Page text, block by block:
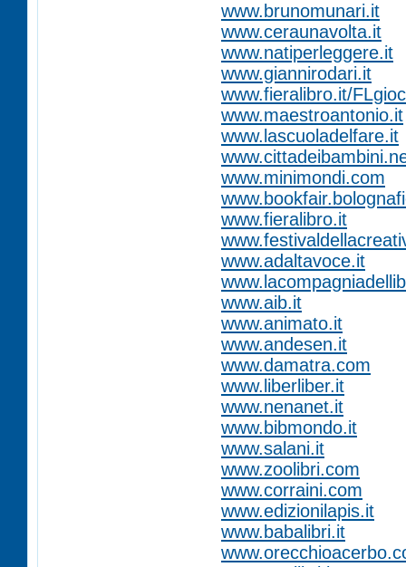
www.brunomunari.it
www.ceraunavolta.it
www.natiperleggere.it
www.giannirodari.it
www.fieralibro.it/
www.maestroantonio.it
www.lascuoladelfare.it
www.minimondi.com
www.fieralibro.it
www.adaltavoce.it
www.aib.it
www.animato.it
www.andesen.it
www.damatra.com
www.liberliber.it
www.nenanet.it
www.bibmondo.it
www.salani.it
www.zoolibri.com
www.corraini.com
www.edizionilapis.it
www.babalibri.it